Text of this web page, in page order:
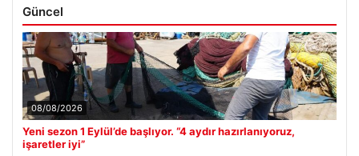
Güncel
08/08/2026
Yeni sezon 1 Eylül’de başlıyor. “4 aydır hazırlanıyoruz,
işaretler iyi”